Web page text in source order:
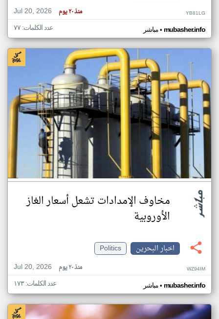
Jul 20, 2026
منذ ٢٠ يوم YB81LG
مباشر• mubasher.info عدد الكلمات: ٧٧
مخاوف الإمدادات تشعل أسعار الغاز
الأوروبية
اخبار البحرين
Politics
Jul 20, 2026
منذ ٢٠ يوم WZ94IM
مباشر• mubasher.info عدد الكلمات: ١٧٣